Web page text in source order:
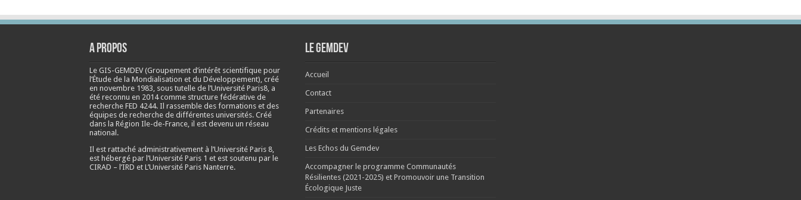
A propos
Le GIS-GEMDEV (Groupement d’intérêt scientifique pour
l’Étude de la Mondialisation et du Développement), créé
en novembre 1983, sous tutelle de l’Université Paris8, a
été reconnu en 2014 comme structure fédérative de
recherche FED 4244. Il rassemble des formations et des
équipes de recherche de différentes universités. Créé
dans la Région Ile-de-France, il est devenu un réseau
national.
Il est rattaché administrativement à l’Université Paris 8,
est hébergé par l’Université Paris 1 et est soutenu par le
CIRAD – l’IRD et L’Université Paris Nanterre.
Le Gemdev
Accueil
Contact
Partenaires
Crédits et mentions légales
Les Echos du Gemdev
Accompagner le programme Communautés
Résilientes (2021-2025) et Promouvoir une Transition
Écologique Juste